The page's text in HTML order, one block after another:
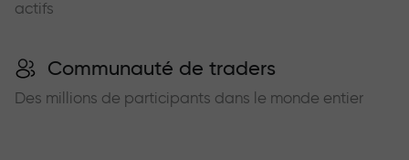
actifs
Communauté de traders
Des millions de participants dans le monde entier